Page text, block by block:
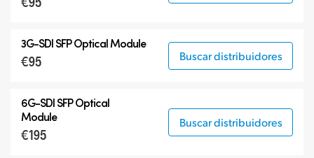
3G-SDI SFP Optical Module
€95 Buscar distribuidores
6G-SDI SFP Optical
Module
€195
Buscar distribuidores